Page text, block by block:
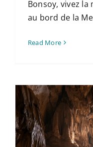
Bonsoy, vivez
au bord de la
Read More